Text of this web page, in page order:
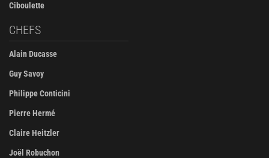
Ciboulette
CHEFS
Alain Ducasse
Guy Savoy
Philippe Conticini
Pierre Hermé
Claire Heitzler
Joël Robuchon